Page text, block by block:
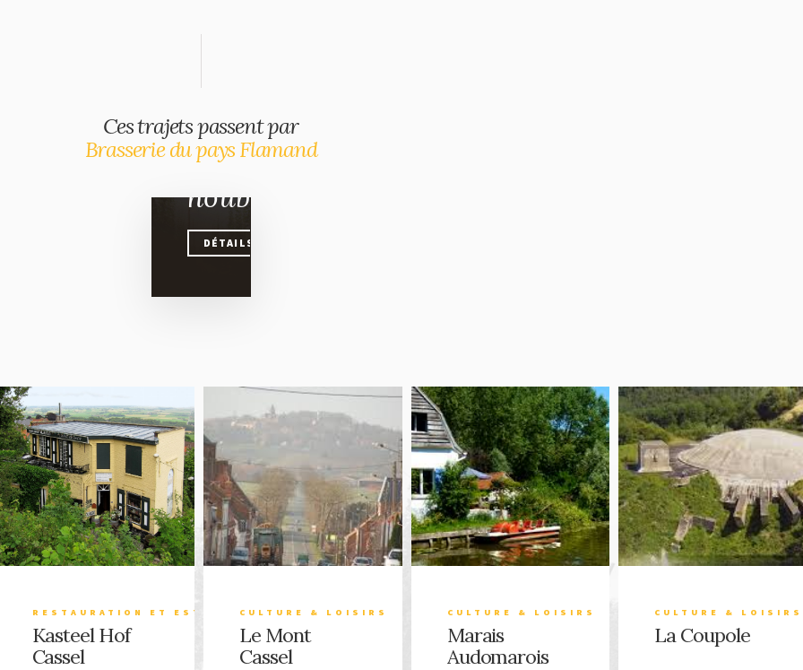
Ces trajets passent par
Brasserie du pays Flamand
route
du
houblon
DÉTAILS
RESTAURATION ET ESTAMINETS
Kasteel Hof
Cassel
CULTURE & LOISIRS
Le Mont
Cassel
CULTURE & LOISIRS
Marais
Audomarois
CULTURE & LOISIRS
La Coupole